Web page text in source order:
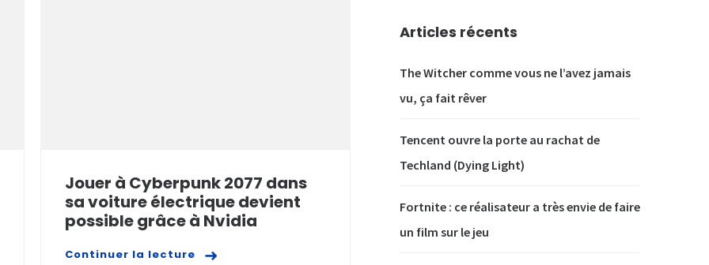
Jouer à Cyberpunk 2077 dans
sa voiture électrique devient
possible grâce à Nvidia
Continuer la lecture
Articles récents
The Witcher comme vous ne l’avez jamais
vu, ça fait rêver
Tencent ouvre la porte au rachat de
Techland (Dying Light)
Fortnite : ce réalisateur a très envie de faire
un film sur le jeu